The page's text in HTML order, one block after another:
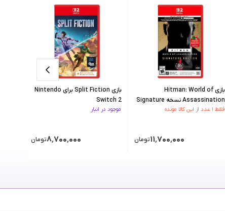
بازی Hitman: World of
Assassination نسخه Signature
Edition برای Nintendo Switch 2
فقط ۱ عدد از این کالا مونده
۱۱٬۷۰۰٬۰۰۰تومان
بازی Split Fiction برای Nintendo
Switch 2
موجود در انبار
۸٬۷۰۰٬۰۰۰تومان